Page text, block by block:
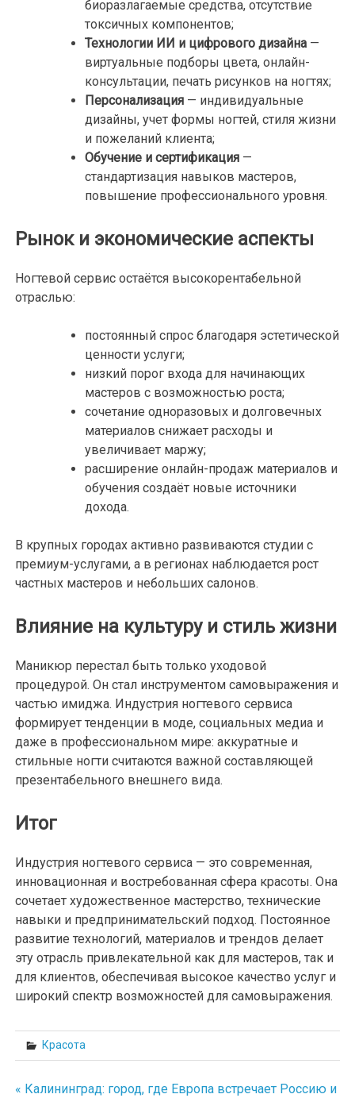
биоразлагаемые средства, отсутствие
токсичных компонентов;
Технологии ИИ и цифрового дизайна —
виртуальные подборы цвета, онлайн-
консультации, печать рисунков на ногтях;
Персонализация — индивидуальные
дизайны, учет формы ногтей, стиля жизни
и пожеланий клиента;
Обучение и сертификация —
стандартизация навыков мастеров,
повышение профессионального уровня.
Рынок и экономические аспекты
Ногтевой сервис остаётся высокорентабельной
отраслью:
постоянный спрос благодаря эстетической
ценности услуги;
низкий порог входа для начинающих
мастеров с возможностью роста;
сочетание одноразовых и долговечных
материалов снижает расходы и
увеличивает маржу;
расширение онлайн-продаж материалов и
обучения создаёт новые источники
дохода.
В крупных городах активно развиваются студии с
премиум-услугами, а в регионах наблюдается рост
частных мастеров и небольших салонов.
Влияние на культуру и стиль жизни
Маникюр перестал быть только уходовой
процедурой. Он стал инструментом самовыражения и
частью имиджа. Индустрия ногтевого сервиса
формирует тенденции в моде, социальных медиа и
даже в профессиональном мире: аккуратные и
стильные ногти считаются важной составляющей
презентабельного внешнего вида.
Итог
Индустрия ногтевого сервиса — это современная,
инновационная и востребованная сфера красоты. Она
сочетает художественное мастерство, технические
навыки и предпринимательский подход. Постоянное
развитие технологий, материалов и трендов делает
эту отрасль привлекательной как для мастеров, так и
для клиентов, обеспечивая высокое качество услуг и
широкий спектр возможностей для самовыражения.
Красота
Навигация
« Калининград: город, где Европа встречает Россию и